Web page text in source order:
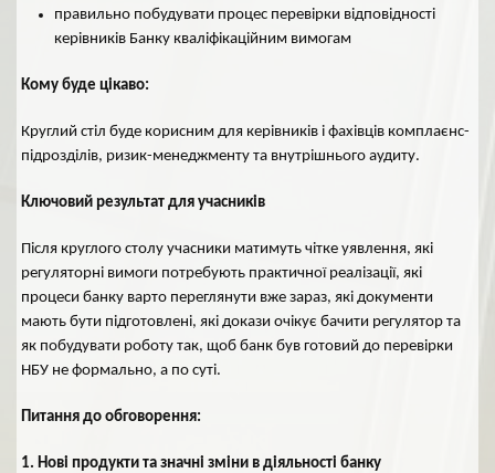
правильно побудувати процес перевірки відповідності
керівників Банку кваліфікаційним вимогам
Кому буде цікаво:
Круглий стіл буде корисним для керівників і фахівців комплаєнс-
підрозділів, ризик-менеджменту та внутрішнього аудиту.
Ключовий результат для учасників
Після круглого столу учасники матимуть чітке уявлення, які
регуляторні вимоги потребують практичної реалізації, які
процеси банку варто переглянути вже зараз, які документи
мають бути підготовлені, які докази очікує бачити регулятор та
як побудувати роботу так, щоб банк був готовий до перевірки
НБУ не формально, а по суті.
Питання до обговорення:
1. Нові продукти та значні зміни в діяльності банку